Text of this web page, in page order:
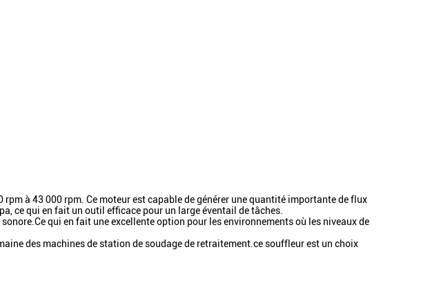
à 43 000 rpm. Ce moteur est capable de générer une quantité importante de flux
ce qui en fait un outil efficace pour un large éventail de tâches.
qui en fait une excellente option pour les environnements où les niveaux de
des machines de station de soudage de retraitement.ce souffleur est un choix